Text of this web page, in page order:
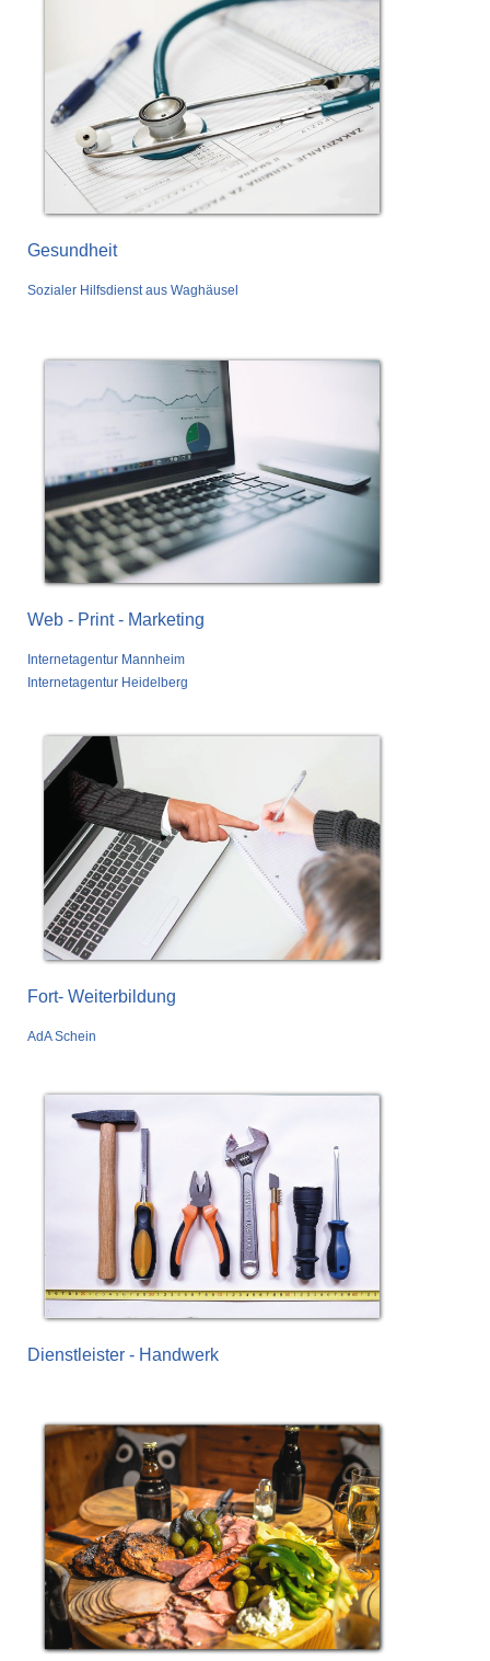
Gesundheit
Sozialer Hilfsdienst aus Waghäusel
Web - Print - Marketing
Internetagentur Mannheim
Internetagentur Heidelberg
Fort- Weiterbildung
AdA Schein
Dienstleister - Handwerk